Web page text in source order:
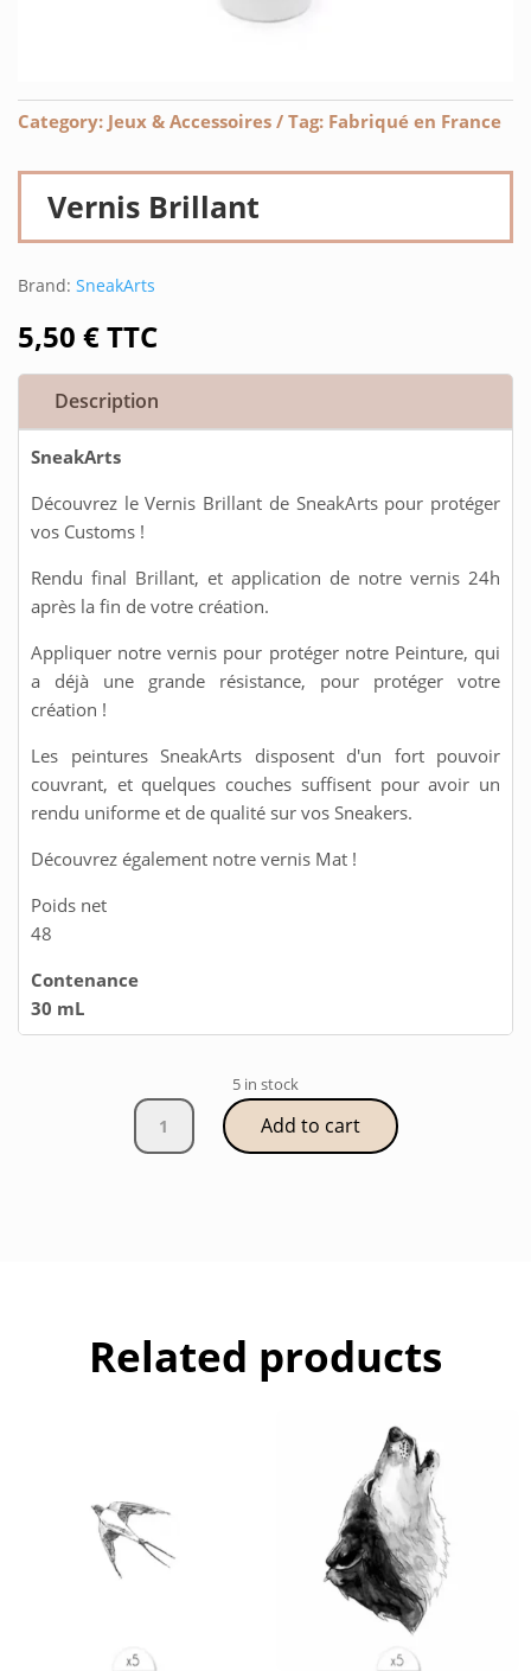
Category: Jeux & Accessoires Tag: Fabriqué en France
Vernis Brillant
Brand: SneakArts
5,50 €TTC
Description
SneakArts
Découvrez le Vernis Brillant de SneakArts pour protéger
vos Customs !
Rendu final Brillant, et application de notre vernis 24h
après la fin de votre création.
Appliquer notre vernis pour protéger notre Peinture, qui
a déjà une grande résistance, pour protéger votre
création !
Les peintures SneakArts disposent d'un fort pouvoir
couvrant, et quelques couches suffisent pour avoir un
rendu uniforme et de qualité sur vos Sneakers.
Découvrez également notre vernis Mat !
Poids net
48
Contenance
30 mL
5 in stock
Vernis
Brillant
Add to cart
Related products